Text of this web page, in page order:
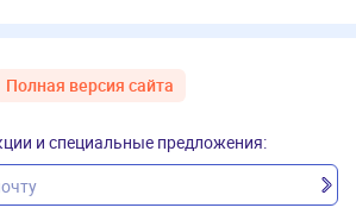
Полная версия сайта
и специальные предложения: